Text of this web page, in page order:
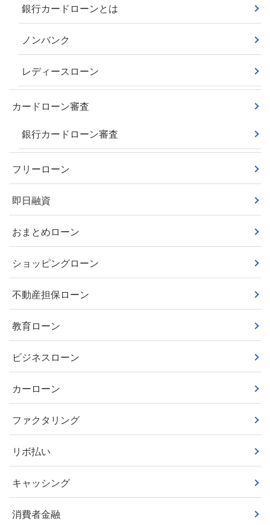
銀行カードローンとは
ノンバンク
レディースローン
カードローン審査
銀行カードローン審査
フリーローン
即日融資
おまとめローン
ショッピングローン
不動産担保ローン
教育ローン
ビジネスローン
カーローン
ファクタリング
リボ払い
キャッシング
消費者金融